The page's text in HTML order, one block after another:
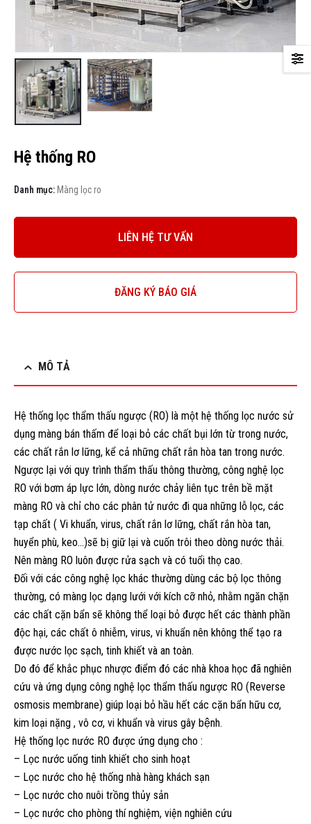
Hệ thống RO
Danh mục:Màng lọc ro
LIÊN HỆ TƯ VẤN
ĐĂNG KÝ BÁO GIÁ
MÔ TẢ
Hệ thống lọc thẩm thấu ngược (RO) là một hệ thống lọc nước sử
dụng màng bán thấm để loại bỏ các chất bụi lớn từ trong nước,
các chất rắn lơ lững, kể cả những chất rắn hòa tan trong nước.
Ngược lại với quy trình thẩm thấu thông thường, công nghệ lọc
RO với bơm áp lực lớn, dòng nước chảy liên tục trên bề mặt
màng RO và chỉ cho các phân tử nước đi qua những lỗ lọc, các
tạp chất ( Vi khuẩn, virus, chất rắn lơ lững, chất rắn hòa tan,
huyển phù, keo…)sẽ bị giữ lại và cuốn trôi theo dòng nước thải.
Nên màng RO luôn được rửa sạch và có tuổi thọ cao.
Đối với các công nghệ lọc khác thường dùng các bộ lọc thông
thường, có màng lọc dạng lưới với kích cỡ nhỏ, nhằm ngăn chặn
các chất cặn bẩn sẽ không thể loại bỏ được hết các thành phần
độc hại, các chất ô nhiễm, virus, vi khuẩn nên không thể tạo ra
được nước lọc sạch, tinh khiết và an toàn.
Do đó để khắc phục nhược điểm đó các nhà khoa học đã nghiên
cứu và ứng dụng công nghệ lọc thẩm thấu ngược RO (Reverse
osmosis membrane) giúp loại bỏ hầu hết các cặn bẩn hữu cơ,
kim loại nặng , vô cơ, vi khuẩn và virus gây bệnh.
Hệ thống lọc nước RO được ứng dụng cho :
– Lọc nước uống tinh khiết cho sinh hoạt
– Lọc nước cho hệ thống nhà hàng khách sạn
– Lọc nước cho nuôi trồng thủy sản
– Lọc nước cho phòng thí nghiệm, viện nghiên cứu